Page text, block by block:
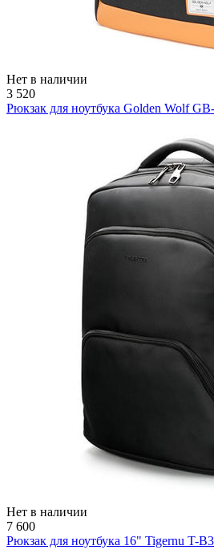
Нет в наличии
3 520
Рюкзак для ноутбука Golden Wolf
Нет в наличии
7 600
Рюкзак для ноутбука 16" Tigernu T-